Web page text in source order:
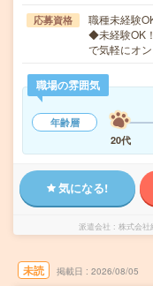
応募資格
職種未経験
◆未経験OK
で気軽にオ
職場の雰囲気
年齢層
20代
気になる!
派遣会社 株式会社
未読 掲載日 2026/08/05